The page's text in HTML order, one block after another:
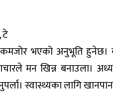
टे
भएको अनुभूति हुनेछ।
मन खिन्न बनाउला।
स्वास्थ्यका लागि